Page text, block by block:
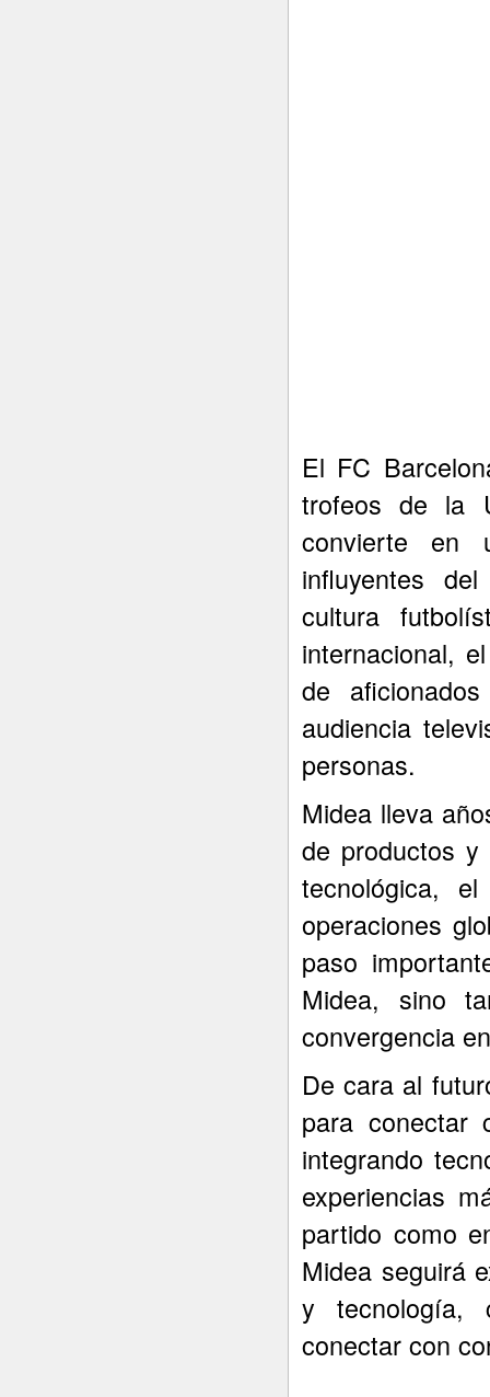
El FC
trofeos de la
convierte en
influyentes
cultura
internacional,
de
audiencia
personas.
Midea lleva
de productos y
tecnológica,
operaciones
paso
Midea, sino
convergencia
De cara al
para conectar
integrando
experiencias
partido como
Midea seguirá
y tecnología,
conectar con